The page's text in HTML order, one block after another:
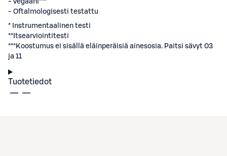
- Vegaani***
- Oftalmologisesti testattu
* Instrumentaalinen testi
**Itsearviointitesti
***Koostumus ei sisällä eläinperäisiä ainesosia. Paitsi sävyt 03
ja 11
Tuotetiedot